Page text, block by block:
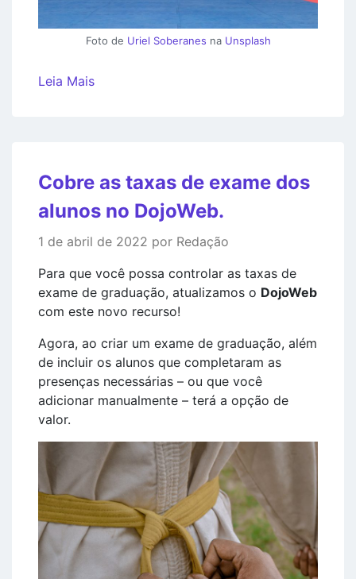
Foto de Uriel Soberanes na Unsplash
Leia Mais
Cobre as taxas de exame dos
alunos no DojoWeb.
1 de abril de 2022 por Redação
Para que você possa controlar as taxas de
exame de graduação, atualizamos o DojoWeb
com este novo recurso!
Agora, ao criar um exame de graduação, além
de incluir os alunos que completaram as
presenças necessárias – ou que você
adicionar manualmente – terá a opção de
valor.